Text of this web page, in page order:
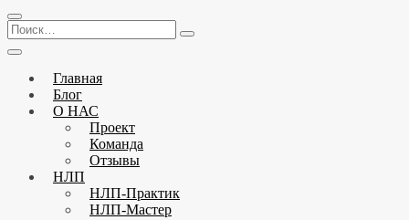
Поиск…
Главная
Блог
О НАС
Проект
Команда
Отзывы
НЛП
НЛП-Практик
НЛП-Мастер